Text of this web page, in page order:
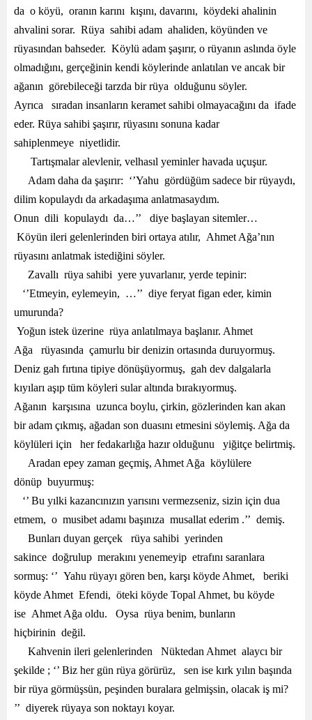
da o köyü, oranın karını kışını, davarını, köydeki ahalinin
ahvalini sorar. Rüya sahibi adam ahaliden, köyünden ve
rüyasından bahseder. Köylü adam şaşırır, o rüyanın aslında öyle
olmadığını, gerçeğinin kendi köylerinde anlatılan ve ancak bir
ağanın görebileceği tarzda bir rüya olduğunu söyler.
Ayrıca sıradan insanların keramet sahibi olmayacağını da ifade
eder. Rüya sahibi şaşırır, rüyasını sonuna kadar
sahiplenmeye niyetlidir.
Tartışmalar alevlenir, velhasıl yeminler havada uçuşur.
Adam daha da şaşırır: ‘’Yahu gördüğüm sadece bir rüyaydı,
dilim kopulaydı da arkadaşıma anlatmasaydım.
Onun dili kopulaydı da…’’ diye başlayan sitemler…
Köyün ileri gelenlerinden biri ortaya atılır, Ahmet Ağa’nın
rüyasını anlatmak istediğini söyler.
Zavallı rüya sahibi yere yuvarlanır, yerde tepinir:
‘’Etmeyin, eylemeyin, …’’ diye feryat figan eder, kimin
umurunda?
Yoğun istek üzerine rüya anlatılmaya başlanır. Ahmet
Ağa rüyasında çamurlu bir denizin ortasında duruyormuş.
Deniz gah fırtına tipiye dönüşüyormuş, gah dev dalgalarla
kıyıları aşıp tüm köyleri sular altında bırakıyormuş.
Ağanın karşısına uzunca boylu, çirkin, gözlerinden kan akan
bir adam çıkmış, ağadan son duasını etmesini söylemiş. Ağa da
köylüleri için her fedakarlığa hazır olduğunu yiğitçe belirtmiş.
Aradan epey zaman geçmiş, Ahmet Ağa köylülere
dönüp buyurmuş:
‘’ Bu yılki kazancınızın yarısını vermezseniz, sizin için dua
etmem, o musibet adamı başınıza musallat ederim .’’ demiş.
Bunları duyan gerçek rüya sahibi yerinden
sakince doğrulup merakını yenemeyip etrafını saranlara
sormuş: ‘’ Yahu rüyayı gören ben, karşı köyde Ahmet, beriki
köyde Ahmet Efendi, öteki köyde Topal Ahmet, bu köyde
ise Ahmet Ağa oldu. Oysa rüya benim, bunların
hiçbirinin değil.
Kahvenin ileri gelenlerinden Nüktedan Ahmet alaycı bir
şekilde ; ‘’ Biz her gün rüya görürüz, sen ise kırk yılın başında
bir rüya görmüşsün, peşinden buralara gelmişsin, olacak iş mi?
’’ diyerek rüyaya son noktayı koyar.